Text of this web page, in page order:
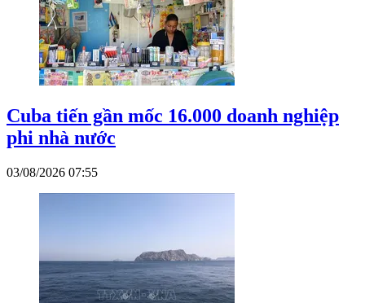
Cuba tiến gần mốc 16.000 doanh nghiệp
phi nhà nước
03/08/2026 07:55